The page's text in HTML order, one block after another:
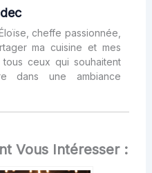
cheffe passionnée,
ma cuisine et mes
ceux qui souhaitent
dans une ambiance
Vous Intéresser :